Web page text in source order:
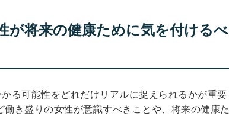
が将来の健康ために気を付けるべ
かる可能性をどれだけリアルに捉えられるかが重要
き盛りの女性が意識すべきことや、将来の健康た